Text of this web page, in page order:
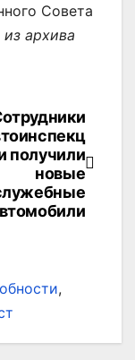
Совета
архива
получили
новые
,